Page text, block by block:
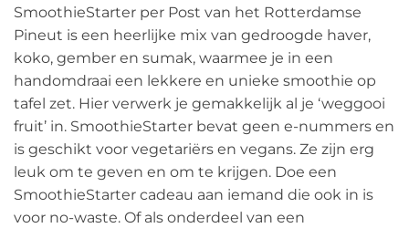
SmoothieStarter per Post van het Rotterdamse
Pineut is een heerlijke mix van gedroogde haver,
koko, gember en sumak, waarmee je in een
handomdraai een lekkere en unieke smoothie op
tafel zet. Hier verwerk je gemakkelijk al je ‘weggooi
fruit’ in. SmoothieStarter bevat geen e-nummers en
is geschikt voor vegetariërs en vegans. Ze zijn erg
leuk om te geven en om te krijgen. Doe een
SmoothieStarter cadeau aan iemand die ook in is
voor no-waste. Of als onderdeel van een